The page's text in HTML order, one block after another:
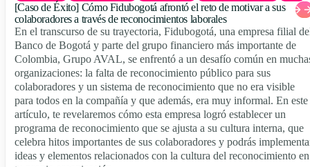
[Caso de Éxito] Cómo Fidubogotá afrontó el reto de motivar a sus
colaboradores a través de reconocimientos laborales
En el transcurso de su trayectoria, Fidubogotá, una empresa filial
Banco de Bogotá y parte del grupo financiero más importante de
Colombia, Grupo AVAL, se enfrentó a un desafío común en
organizaciones: la falta de reconocimiento público para sus
colaboradores y un sistema de reconocimiento que no era visible
para todos en la compañía y que además, era muy informal. En este
artículo, te revelaremos cómo esta empresa logró establecer un
programa de reconocimiento que se ajusta a su cultura interna, que
celebra hitos importantes de sus colaboradores y podrás
ideas y elementos relacionados con la cultura del reconocimiento en